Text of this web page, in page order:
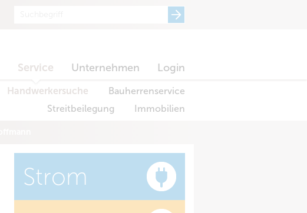
Service Unternehmen Login
Handwerkersuche
Bauherrenservice
Streitbeilegung
Immobilien
Strom